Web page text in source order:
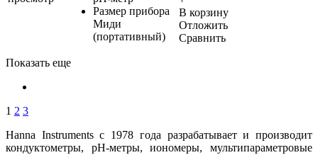
Размер прибора
Миди
(портативный)
В корзину
Отложить
Сравнить
Показать еще
1 2 3
Hanna Instruments c 1978 года разрабатывает и производит
кондуктометры, рН-метры, иономеры, мультипараметровые